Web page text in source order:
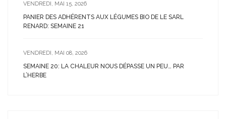
VENDREDI, MAI 15, 2026
PANIER DES ADHÉRENTS AUX LÉGUMES BIO DE LE SARL
RENARD: SEMAINE 21
VENDREDI, MAI 08, 2026
SEMAINE 20: LA CHALEUR NOUS DÉPASSE UN PEU… PAR
L’HERBE